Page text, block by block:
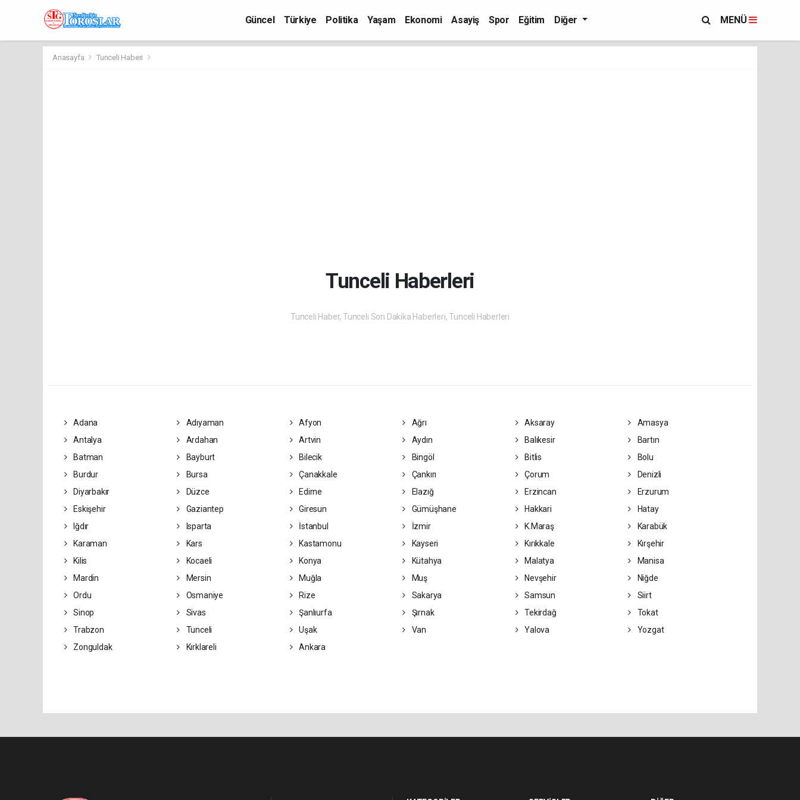
Güncel Türkiye Politika Yaşam Ekonomi Asayiş Spor Eğitim Diğer MENÜ
Anasayfa Tunceli Haberi
Tunceli Haberleri
Tunceli Haber, Tunceli Son Dakika Haberleri, Tunceli Haberleri
Adana Adıyaman Afyon Ağrı Aksaray
Amasya
Antalya
Ardahan Artvin Aydın Balıkesir
Bartın
Batman
Bayburt Bilecik Bingöl Bitlis
Bolu
Burdur
Bursa Çanakkale Çankırı Çorum
Denizli
Diyarbakır
Düzce Edirne Elazığ Erzincan
Erzurum
Eskişehir
Gaziantep Giresun Gümüşhane Hakkari
Hatay
Iğdır
Isparta İstanbul İzmir K.Maraş
Karabük
Karaman
Kars Kastamonu Kayseri Kırıkkale
Kırşehir
Kilis
Kocaeli Konya Kütahya Malatya
Manisa
Mardin
Mersin Muğla Muş Nevşehir
Niğde
Ordu
Osmaniye Rize Sakarya Samsun
Siirt
Sinop
Sivas Şanlıurfa Şırnak Tekirdağ
Tokat
Trabzon
Tunceli Uşak Van Yalova
Yozgat
Zonguldak
Kırklareli Ankara